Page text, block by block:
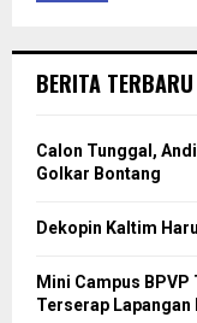
BERITA TERBARU
Calon Tunggal,
Golkar Bontang
Dekopin Kaltim
Mini Campus
Terserap Lapangan